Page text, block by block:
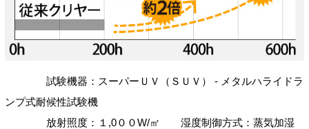
試験機器：スーパーＵＶ（ＳＵＶ） - メタルハライドラ
ンプ式耐候性試験機
放射照度：１,0００W/㎡ 湿度制御方式：蒸気加湿